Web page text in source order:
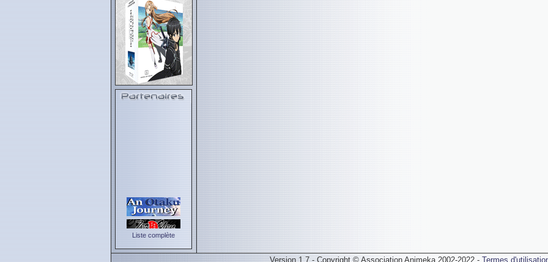
Liste complète
Version 1.7 - Copyright © Association Animeka 2002-2022 - Termes